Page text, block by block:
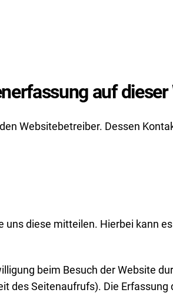
auf dieser
Websitebetreiber. Dessen
diese mitteilen. Hierbei kann
beim Besuch der Website
des Seitenaufrufs). Die